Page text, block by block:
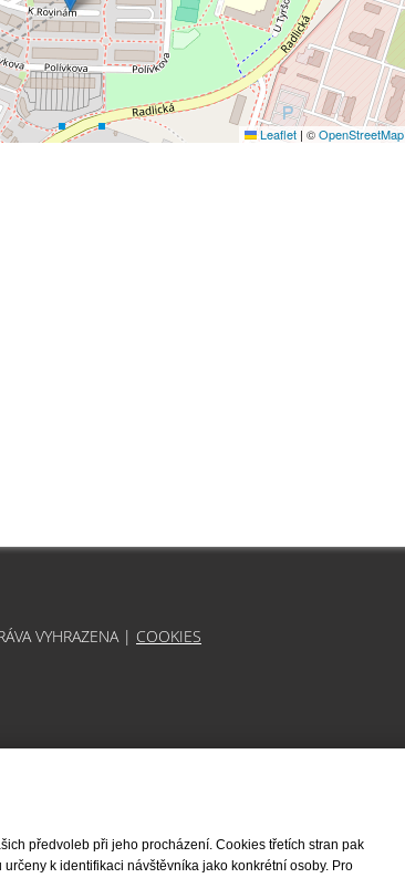
Leaflet | ©OpenStreetMap
VYHRAZENA | COOKIES
předvoleb při jeho procházení. Cookies třetích stran pak
k identifikaci návštěvníka jako konkrétní osoby. Pro